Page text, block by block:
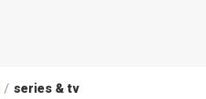
/ series & tv